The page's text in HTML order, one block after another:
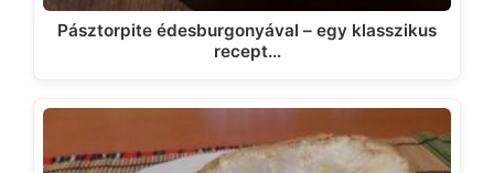
Pásztorpite édesburgonyával – egy klasszikus
recept…